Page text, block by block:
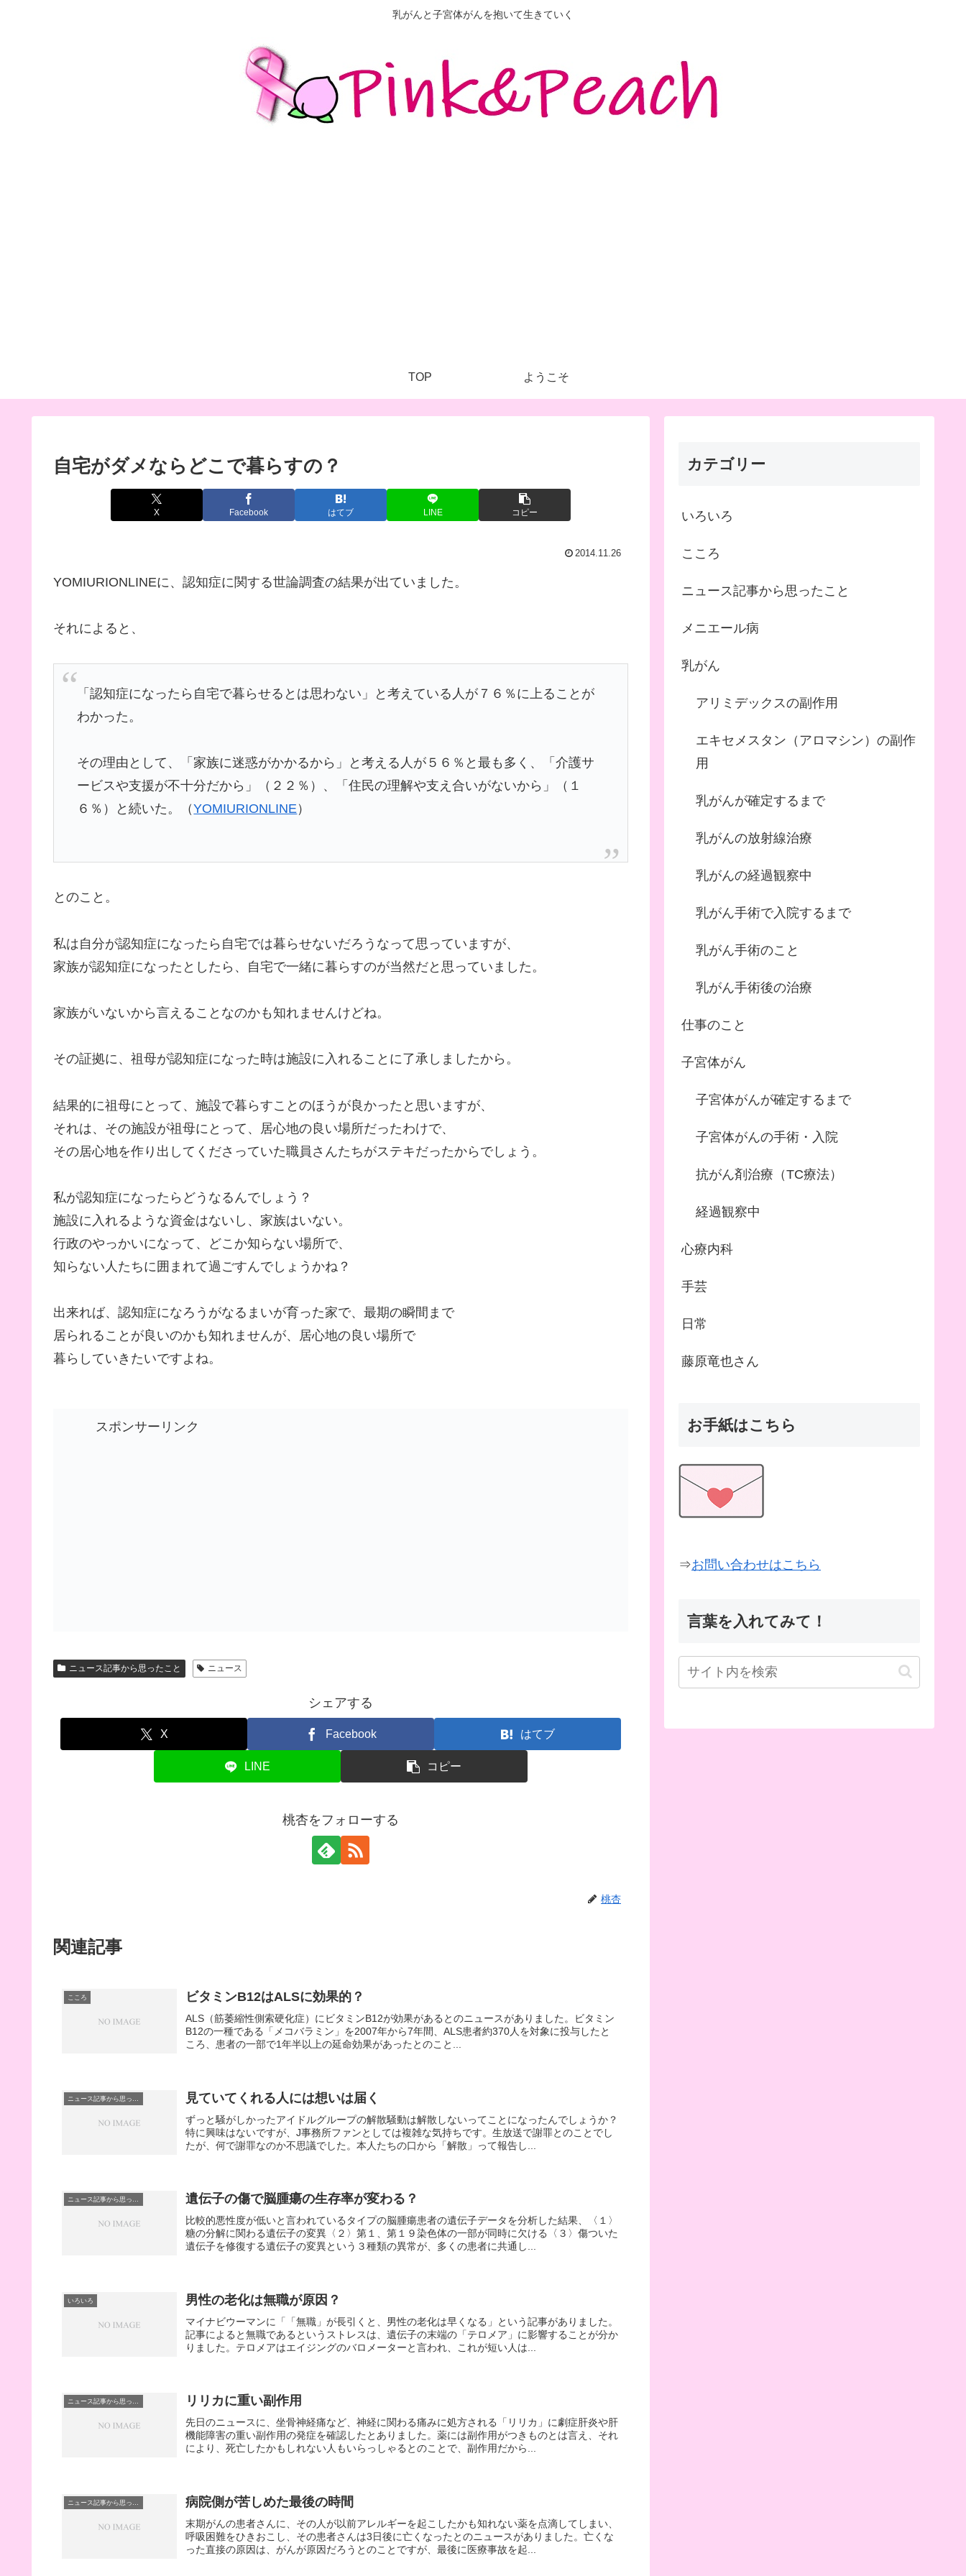
乳がんと子宮体がんを抱いて生きていく
TOP ようこそ
自宅がダメならどこで暮らすの？
X Facebook はてブ LINE コピー
2014.11.26
YOMIURIONLINEに、認知症に関する世論調査の結果が出ていました。
それによると、
「認知症になったら自宅で暮らせるとは思わない」と考えている人が７６％に上ることが
わかった。
その理由として、「家族に迷惑がかかるから」と考える人が５６％と最も多く、「介護サ
ービスや支援が不十分だから」（２２％）、「住民の理解や支え合いがないから」（１
６％）と続いた。（YOMIURIONLINE）
とのこと。
私は自分が認知症になったら自宅では暮らせないだろうなって思っていますが、
家族が認知症になったとしたら、自宅で一緒に暮らすのが当然だと思っていました。
家族がいないから言えることなのかも知れませんけどね。
その証拠に、祖母が認知症になった時は施設に入れることに了承しましたから。
結果的に祖母にとって、施設で暮らすことのほうが良かったと思いますが、
それは、その施設が祖母にとって、居心地の良い場所だったわけで、
その居心地を作り出してくださっていた職員さんたちがステキだったからでしょう。
私が認知症になったらどうなるんでしょう？
施設に入れるような資金はないし、家族はいない。
行政のやっかいになって、どこか知らない場所で、
知らない人たちに囲まれて過ごすんでしょうかね？
出来れば、認知症になろうがなるまいが育った家で、最期の瞬間まで
居られることが良いのかも知れませんが、居心地の良い場所で
暮らしていきたいですよね。
スポンサーリンク
ニュース記事から思ったこと ニュース
シェアする
X Facebook はてブ
LINE コピー
桃杏をフォローする
桃杏
関連記事
こころ ビタミンB12はALSに効果的？
ALS（筋萎縮性側索硬化症）にビタミンB12が効果があるとのニュースがありました。ビタミン
B12の一種である「メコバラミン」を2007年から7年間、ALS患者約370人を対象に投与したと
ころ、患者の一部で1年半以上の延命効果があったとのこと...
見ていてくれる人には想いは届く
ずっと騒がしかったアイドルグループの解散騒動は解散しないってことになったんでしょうか？
特に興味はないですが、J事務所ファンとしては複雑な気持ちです。生放送で謝罪とのことでし
たが、何で謝罪なのか不思議でした。本人たちの口から「解散」って報告し...
ニュース記事から思ったこと 遺伝子の傷で脳腫瘍の生存率が変わる？
比較的悪性度が低いと言われているタイプの脳腫瘍患者の遺伝子データを分析した結果、〈１〉
糖の分解に関わる遺伝子の変異〈２〉第１、第１９染色体の一部が同時に欠ける〈３〉傷ついた
遺伝子を修復する遺伝子の変異という３種類の異常が、多くの患者に共通し...
いろいろ 男性の老化は無職が原因？
マイナビウーマンに「「無職」が長引くと、男性の老化は早くなる」という記事がありました。
記事によると無職であるというストレスは、遺伝子の末端の「テロメア」に影響することが分か
りました。テロメアはエイジングのバロメーターと言われ、これが短い人は...
ニュース記事から思ったこと リリカに重い副作用
先日のニュースに、坐骨神経痛など、神経に関わる痛みに処方される「リリカ」に劇症肝炎や肝
機能障害の重い副作用の発症を確認したとありました。薬には副作用がつきものとは言え、それ
により、死亡したかもしれない人もいらっしゃるとのことで、副作用だから...
病院側が苦しめた最後の時間
末期がんの患者さんに、その人が以前アレルギーを起こしたかも知れない薬を点滴してしまい、
呼吸困難をひきおこし、その患者さんは3日後に亡くなったとのニュースがありました。亡くな
った直接の原因は、がんが原因だろうとのことですが、最後に医療事故を起...
カテゴリー
いろいろ
こころ
ニュース記事から思ったこと
メニエール病
乳がん
アリミデックスの副作用
エキセメスタン（アロマシン）の副作
用
乳がんが確定するまで
乳がんの放射線治療
乳がんの経過観察中
乳がん手術で入院するまで
乳がん手術のこと
乳がん手術後の治療
仕事のこと
子宮体がん
子宮体がんが確定するまで
子宮体がんの手術・入院
抗がん剤治療（TC療法）
経過観察中
心療内科
手芸
日常
藤原竜也さん
お手紙はこちら
⇒お問い合わせはこちら
言葉を入れてみて！